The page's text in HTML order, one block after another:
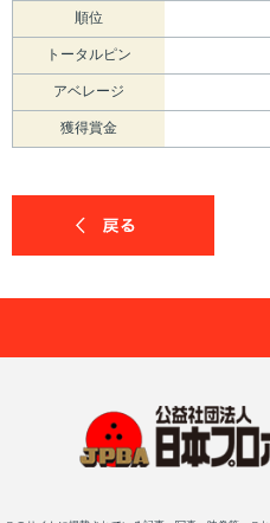
順位
トータルピン
アベレージ
獲得賞金